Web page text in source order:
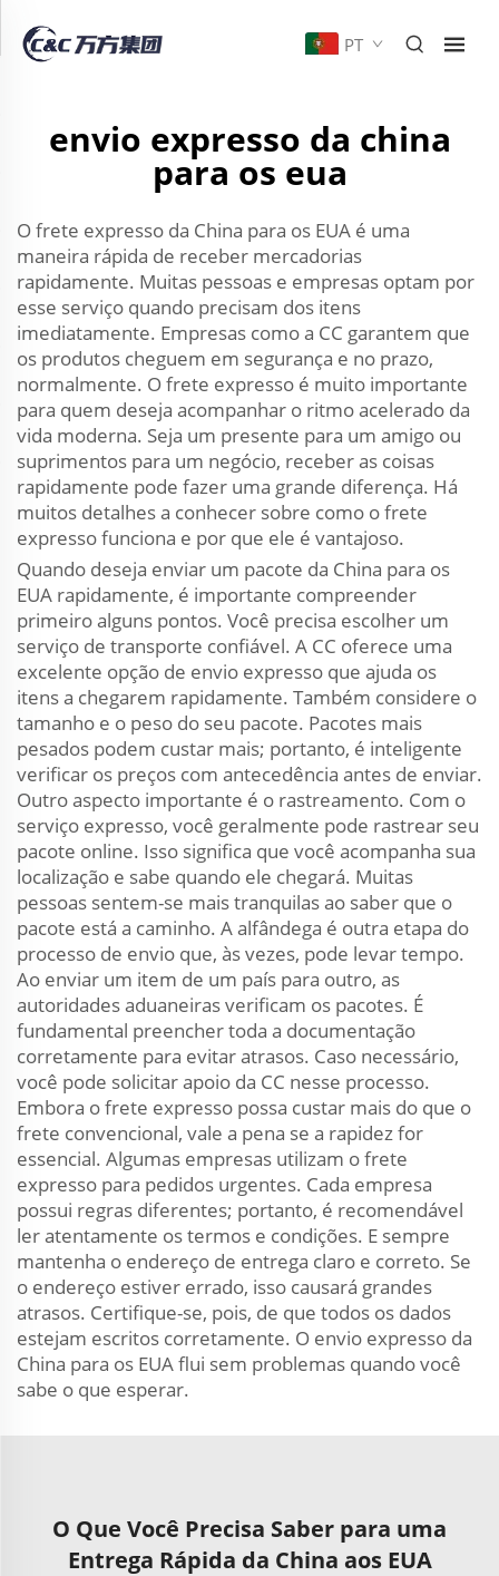
PT
envio expresso da china
para os eua
O frete expresso da China para os EUA é uma
maneira rápida de receber mercadorias
rapidamente. Muitas pessoas e empresas optam por
esse serviço quando precisam dos itens
imediatamente. Empresas como a CC garantem que
os produtos cheguem em segurança e no prazo,
normalmente. O frete expresso é muito importante
para quem deseja acompanhar o ritmo acelerado da
vida moderna. Seja um presente para um amigo ou
suprimentos para um negócio, receber as coisas
rapidamente pode fazer uma grande diferença. Há
muitos detalhes a conhecer sobre como o frete
expresso funciona e por que ele é vantajoso.
Quando deseja enviar um pacote da China para os
EUA rapidamente, é importante compreender
primeiro alguns pontos. Você precisa escolher um
serviço de transporte confiável. A CC oferece uma
excelente opção de envio expresso que ajuda os
itens a chegarem rapidamente. Também considere o
tamanho e o peso do seu pacote. Pacotes mais
pesados podem custar mais; portanto, é inteligente
verificar os preços com antecedência antes de enviar.
Outro aspecto importante é o rastreamento. Com o
serviço expresso, você geralmente pode rastrear seu
pacote online. Isso significa que você acompanha sua
localização e sabe quando ele chegará. Muitas
pessoas sentem-se mais tranquilas ao saber que o
pacote está a caminho. A alfândega é outra etapa do
processo de envio que, às vezes, pode levar tempo.
Ao enviar um item de um país para outro, as
autoridades aduaneiras verificam os pacotes. É
fundamental preencher toda a documentação
corretamente para evitar atrasos. Caso necessário,
você pode solicitar apoio da CC nesse processo.
Embora o frete expresso possa custar mais do que o
frete convencional, vale a pena se a rapidez for
essencial. Algumas empresas utilizam o frete
expresso para pedidos urgentes. Cada empresa
possui regras diferentes; portanto, é recomendável
ler atentamente os termos e condições. E sempre
mantenha o endereço de entrega claro e correto. Se
o endereço estiver errado, isso causará grandes
atrasos. Certifique-se, pois, de que todos os dados
estejam escritos corretamente. O envio expresso da
China para os EUA flui sem problemas quando você
sabe o que esperar.
O Que Você Precisa Saber para uma
Entrega Rápida da China aos EUA